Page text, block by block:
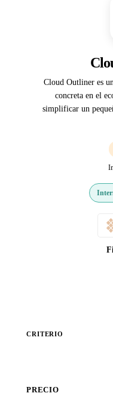
Cloud Outliner es
concreta en el
simplificar un
CRITERIO
PRECIO